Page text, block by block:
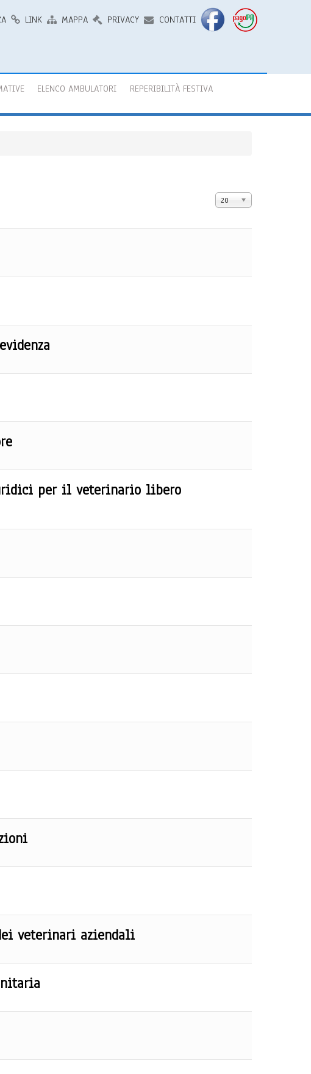
LINK MAPPA PRIVACY CONTATTI
ELENCO AMBULATORI REPERIBILITÀ FESTIVA
Visualizza n.
20
per il veterinario libero
veterinari aziendali